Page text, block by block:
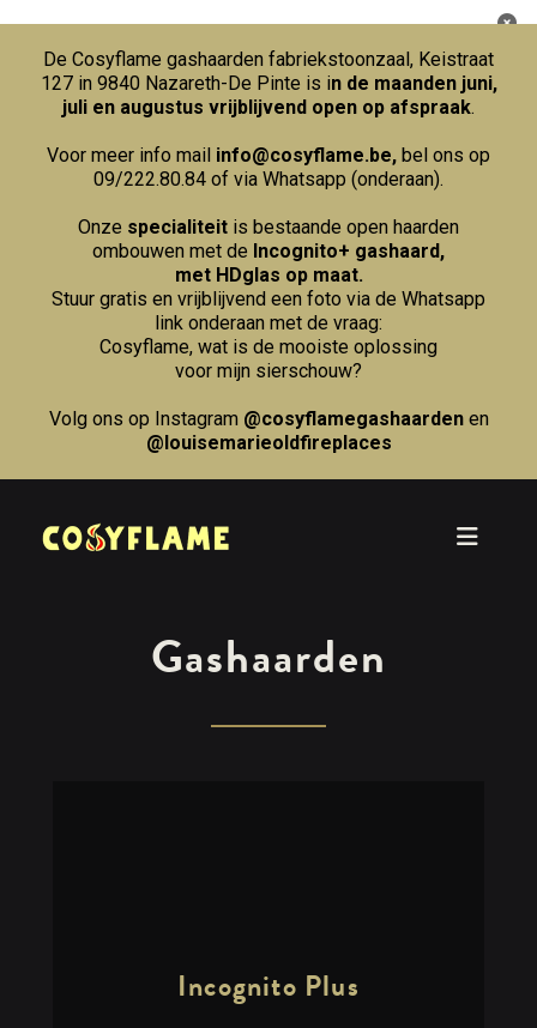
De Cosyflame gashaarden fabriekstoonzaal, Keistraat
127 in 9840 Nazareth-De Pinte is in de maanden juni,
juli en augustus vrijblijvend open op afspraak.
Voor meer info mail info@cosyflame.be, bel ons op
09/222.80.84 of via Whatsapp (onderaan).
Onze specialiteit is bestaande open haarden
ombouwen met de Incognito+ gashaard,
met HDglas op maat.
Stuur gratis en vrijblijvend een foto via de Whatsapp
link onderaan met de vraag:
Cosyflame, wat is de mooiste oplossing
voor mijn sierschouw?
Volg ons op Instagram @cosyflamegashaardenen
@louisemarieoldfireplaces
Gashaarden
Incognito Plus